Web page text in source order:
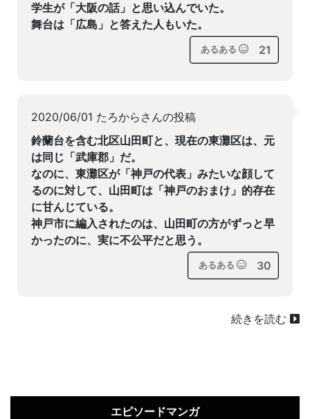
学生が「大阪の話」と思い込んでいた。
舞台は「広島」と答えた人もいた。
あるある 21
2020/06/01 たろからさんの投稿
鈴蘭台を含む北区山田町と、現在の東灘区は、元
は同じ「武庫郡」だ。
なのに、東灘区が「神戸の代表」みたいな顔して
るのに対して、山田町は「神戸のおまけ」的存在
に甘んじている。
神戸市に編入されたのは、山田町の方がずっと早
かったのに、実に不公平だと思う。
あるある 30
続きを読む
エピソードマンガ